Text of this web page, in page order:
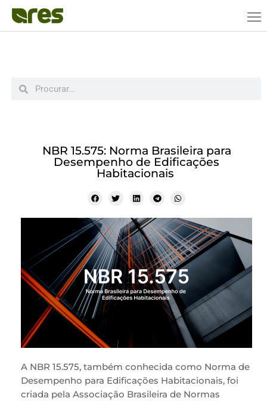
NBR 15.575: Norma Brasileira para
Desempenho de Edificações
Habitacionais
A NBR 15.575, também conhecida como Norma de
Desempenho para Edificações Habitacionais, foi
criada pela Associação Brasileira de Normas